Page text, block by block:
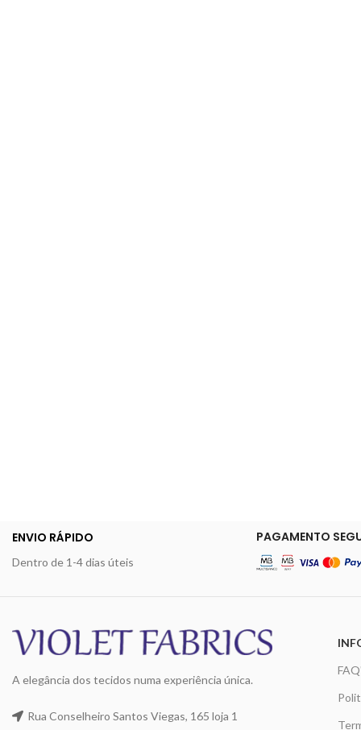
ENVIO RÁPIDO
Dentro de 1-4 dias úteis
PAGAMENTO
A elegância dos tecidos numa experiência única.
Rua Conselheiro Santos Viegas, 165 loja 1